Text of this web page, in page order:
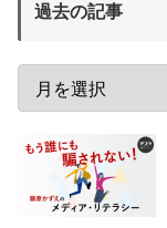
過去の記事